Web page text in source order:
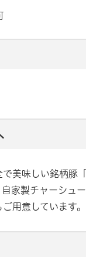
美味しい銘柄豚「
家製チャーシュ
用意しています。